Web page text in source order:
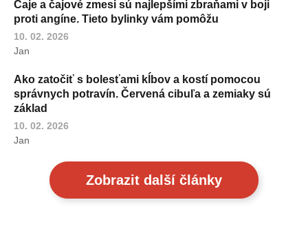
Čaje a čajové zmesi sú najlepšími zbraňami v boji
proti angíne. Tieto bylinky vám pomôžu
10. 02. 2026
Jan
Ako zatočiť s bolesťami kĺbov a kostí pomocou
správnych potravín. Červená cibuľa a zemiaky sú
základ
10. 02. 2026
Jan
Zobrazit další články